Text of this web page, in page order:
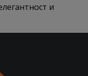
и